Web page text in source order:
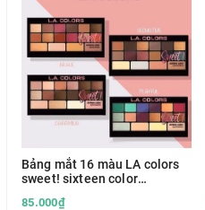
Bảng mắt 16 màu LA colors
sweet! sixteen color
85.000₫